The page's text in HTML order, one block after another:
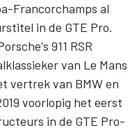
Francorchamps al
in de GTE Pro.
911 RSR
van Le Mans
vertrek van BMW en
voorlopig het eerst
in de GTE Pro-